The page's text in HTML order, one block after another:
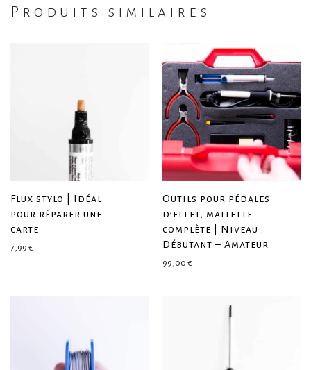
Produits similaires
Flux stylo | Idéal
pour réparer une
carte
7,99 €
Outils pour pédales
d’effet, mallette
complète | Niveau :
Débutant – Amateur
99,00 €